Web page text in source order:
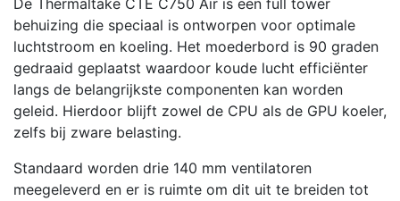
De Thermaltake CTE C750 Air is een full tower
behuizing die speciaal is ontworpen voor optimale
luchtstroom en koeling. Het moederbord is 90 graden
gedraaid geplaatst waardoor koude lucht efficiënter
langs de belangrijkste componenten kan worden
geleid. Hierdoor blijft zowel de CPU als de GPU koeler,
zelfs bij zware belasting.
Standaard worden drie 140 mm ventilatoren
meegeleverd en er is ruimte om dit uit te breiden tot